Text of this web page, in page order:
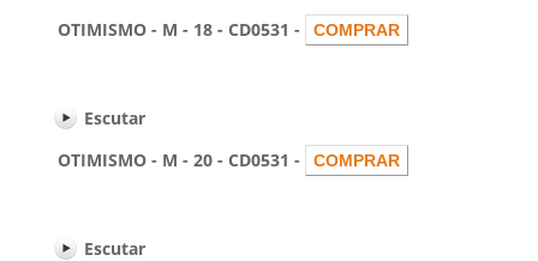
OTIMISMO - M - 18 - CD0531 -
Escutar
OTIMISMO - M - 20 - CD0531 -
Escutar